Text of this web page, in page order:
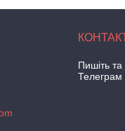
Пишіть
Телеграм